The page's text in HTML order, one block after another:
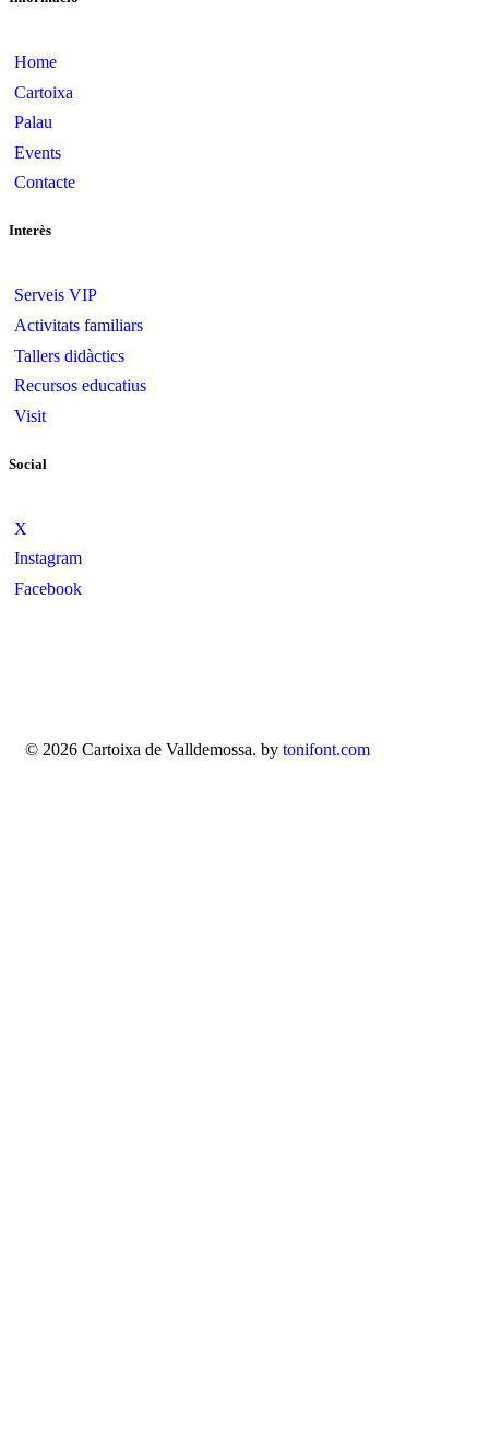
Home
Cartoixa
Palau
Events
Contacte
Interès
Serveis VIP
Activitats familiars
Tallers didàctics
Recursos educatius
Visit
Social
X
Instagram
Facebook
© 2026 Cartoixa de Valldemossa. by tonifont.com